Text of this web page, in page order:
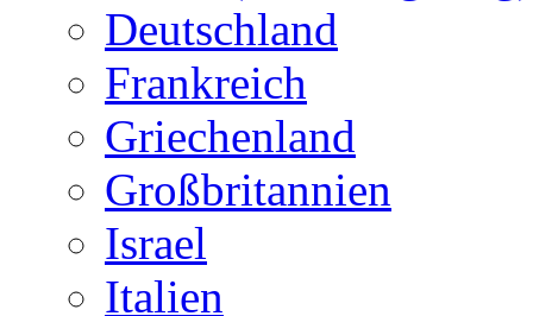
Deutschland
Frankreich
Griechenland
Großbritannien
Israel
Italien